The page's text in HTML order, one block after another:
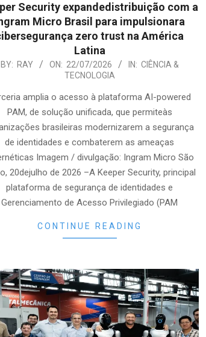
Security expandedistribuição com a
Micro Brasil para impulsionara
zero trust na América
Latina
BY: RAY ON: 22/07/2026 IN: CIÊNCIA &
TECNOLOGIA
amplia o acesso à plataforma AI-powered
PAM, de solução unificada, que permiteàs
brasileiras modernizarem a segurança
de identidades e combaterem as ameaças
Imagem / divulgação: Ingram Micro São
20dejulho de 2026 –A Keeper Security, principal
plataforma de segurança de identidades e
Gerenciamento de Acesso Privilegiado (PAM
CONTINUE READING